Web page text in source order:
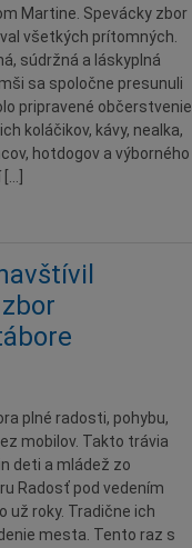
Martine. Spevácky zbor
všetkých prítomných.
súdržná a láskyplná
sa spoločne presunuli
pripravené občerstvenie
koláčikov, kávy, nealka,
hotdogov a výborného
plné radosti, pohybu,
mobilov. Takto trávia
deti a mládež zo
Radosť pod vedením
už roky. Tradične ich
mesta. Tento raz s